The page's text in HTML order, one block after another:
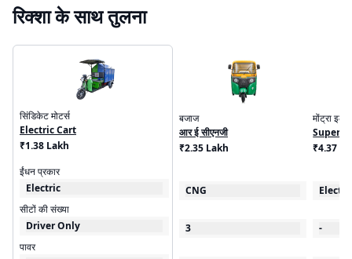
रिक्शा के साथ तुलना
सिंडिकेट मोटर्स
Electric Cart
₹1.38 Lakh
ईंधन प्रकार
Electric
सीटों की संख्या
Driver Only
पावर
बजाज
आर ई सीएनजी
₹2.35 Lakh
CNG
3
मोंट्रा
Super
₹4.37 -
-